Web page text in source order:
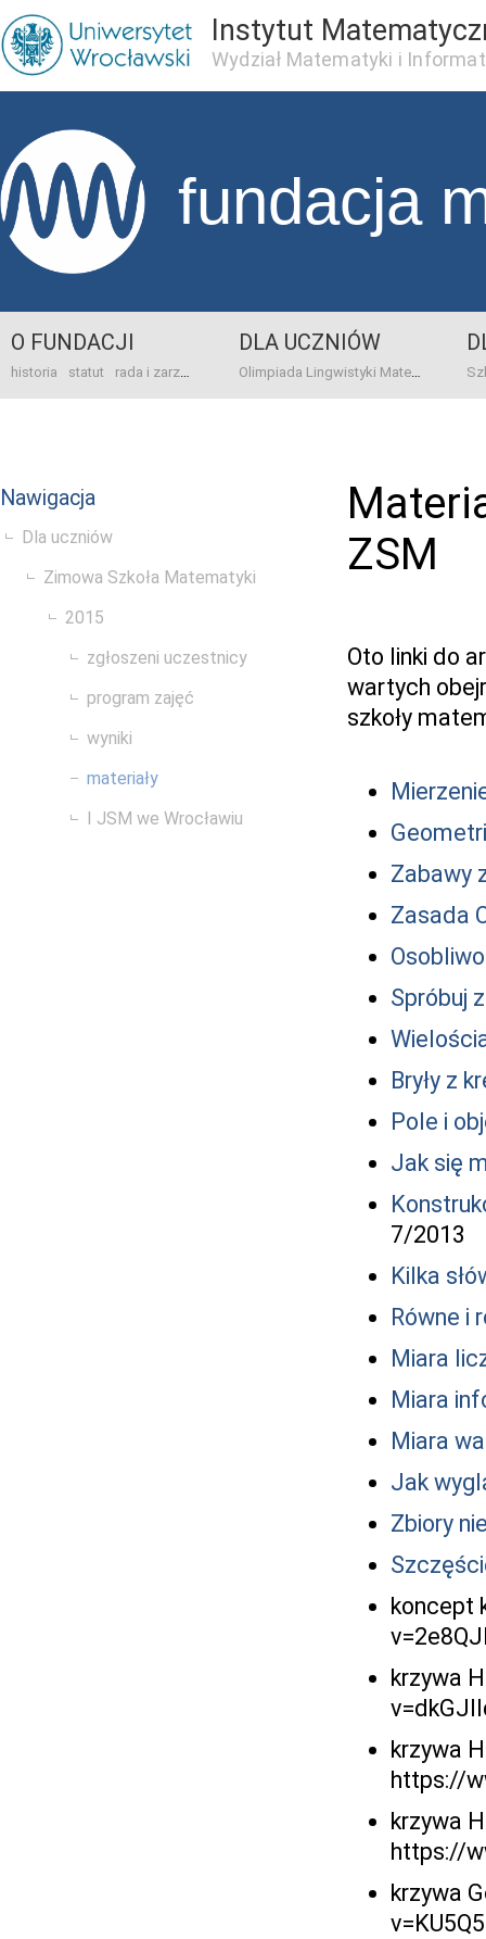
Instytut
Wydział Matematyki i
fundacja
O FUNDACJI
historia statut rada i zarząd dane bankowo-adresowe kontakt
DLA UCZNIÓW
Olimpiada Lingwistyki Matematycznej
Nawigacja
Dla uczniów
Zimowa Szkoła Matematyki
2015
zgłoszeni uczestnicy
program zajęć
wyniki
materiały
I JSM we Wrocławiu
ZSM
Oto linki do
wartych
szkoły
Zabawy
Zasada
Spróbuj
Bryły z
Pole i
Jak się
7/2013
Kilka
Równe i
Miara
Miara
Miara
Jak
Zbiory
koncept
krzywa
krzywa
https://
krzywa
https://
krzywa